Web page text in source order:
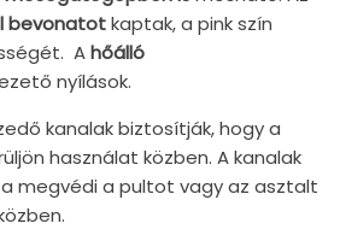
bevonatotkaptak, a pink szín
Ahőálló
nyílások.
kanalak biztosítják, hogy a
használat közben. A kanalak
megvédi a pultot vagy az asztalt